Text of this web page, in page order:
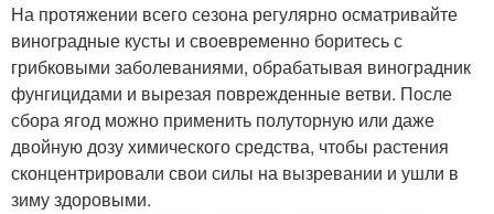
На протяжении всего сезона регулярно осматривайте
виноградные кусты и своевременно боритесь с
грибковыми заболеваниями, обрабатывая виноградник
фунгицидами и вырезая поврежденные ветви. После
сбора ягод можно применить полуторную или даже
двойную дозу химического средства, чтобы растения
сконцентрировали свои силы на вызревании и ушли в
зиму здоровыми.